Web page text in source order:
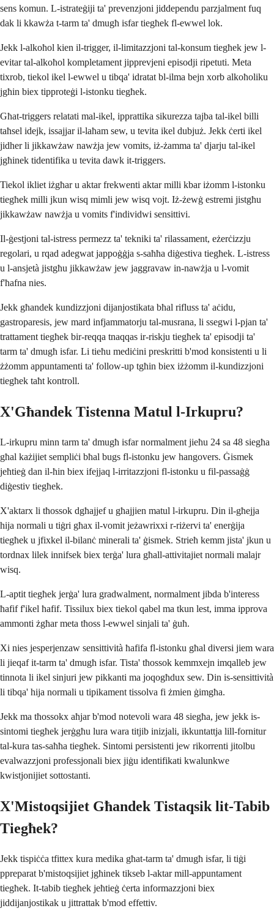
sens komun. L-istrateġiji ta' prevenzjoni jiddependu parzjalment fuq
dak li kkawża t-tarm ta' dmugħ isfar tiegħek fl-ewwel lok.
Jekk l-alkoħol kien il-trigger, il-limitazzjoni tal-konsum tiegħek jew l-
evitar tal-alkoħol kompletament jipprevjeni episodji ripetuti. Meta
tixrob, tiekol ikel l-ewwel u tibqa' idratat bl-ilma bejn xorb alkoħoliku
jgħin biex tipproteġi l-istonku tiegħek.
Għat-triggers relatati mal-ikel, ipprattika sikurezza tajba tal-ikel billi
taħsel idejk, issajjar il-laħam sew, u tevita ikel dubjuż. Jekk ċerti ikel
jidher li jikkawżaw nawżja jew vomits, iż-żamma ta' djarju tal-ikel
jgħinek tidentifika u tevita dawk it-triggers.
Tiekol ikliet iżgħar u aktar frekwenti aktar milli kbar iżomm l-istonku
tiegħek milli jkun wisq mimli jew wisq vojt. Iż-żewġ estremi jistgħu
jikkawżaw nawżja u vomits f'individwi sensittivi.
Il-ġestjoni tal-istress permezz ta' tekniki ta' rilassament, eżerċizzju
regolari, u rqad adegwat jappoġġja s-saħħa diġestiva tiegħek. L-istress
u l-ansjetà jistgħu jikkawżaw jew jaggravaw in-nawżja u l-vomit
f'ħafna nies.
Jekk għandek kundizzjoni dijanjostikata bħal rifluss ta' aċidu,
gastroparesis, jew mard infjammatorju tal-musrana, li ssegwi l-pjan ta'
trattament tiegħek bir-reqqa tnaqqas ir-riskju tiegħek ta' episodji ta'
tarm ta' dmugħ isfar. Li tieħu mediċini preskritti b'mod konsistenti u li
żżomm appuntamenti ta' follow-up tgħin biex iżżomm il-kundizzjoni
tiegħek taħt kontroll.
X'Għandek Tistenna Matul l-Irkupru?
L-irkupru minn tarm ta' dmugħ isfar normalment jieħu 24 sa 48 siegħa
għal każijiet sempliċi bħal bugs fl-istonku jew hangovers. Ġismek
jeħtieġ dan il-ħin biex ifejjaq l-irritazzjoni fl-istonku u fil-passaġġ
diġestiv tiegħek.
X'aktarx li tħossok dgħajjef u għajjien matul l-irkupru. Din il-għejja
hija normali u tiġri għax il-vomit jeżawrixxi r-riżervi ta' enerġija
tiegħek u jfixkel il-bilanċ minerali ta' ġismek. Strieħ kemm jista' jkun u
tordnax lilek innifsek biex terġa' lura għall-attivitajiet normali malajr
wisq.
L-aptit tiegħek jerġa' lura gradwalment, normalment jibda b'interess
ħafif f'ikel ħafif. Tissilux biex tiekol qabel ma tkun lest, imma ipprova
ammonti żgħar meta tħoss l-ewwel sinjali ta' ġuħ.
Xi nies jesperjenzaw sensittività ħafifa fl-istonku għal diversi jiem wara
li jieqaf it-tarm ta' dmugħ isfar. Tista' tħossok kemmxejn imqalleb jew
tinnota li ikel sinjuri jew pikkanti ma joqogħdux sew. Din is-sensittività
li tibqa' hija normali u tipikament tissolva fi żmien ġimgħa.
Jekk ma tħossokx aħjar b'mod notevoli wara 48 siegħa, jew jekk is-
sintomi tiegħek jerġgħu lura wara titjib inizjali, ikkuntattja lill-fornitur
tal-kura tas-saħħa tiegħek. Sintomi persistenti jew rikorrenti jitolbu
evalwazzjoni professjonali biex jiġu identifikati kwalunkwe
kwistjonijiet sottostanti.
X'Mistoqsijiet Għandek Tistaqsik lit-Tabib
Tiegħek?
Jekk tispiċċa tfittex kura medika għat-tarm ta' dmugħ isfar, li tiġi
ppreparat b'mistoqsijiet jgħinek tikseb l-aktar mill-appuntament
tiegħek. It-tabib tiegħek jeħtieġ ċerta informazzjoni biex
jiddijanjostikak u jittrattak b'mod effettiv.